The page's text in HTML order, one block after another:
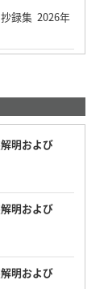
録集 2026年
明および
明および
明および